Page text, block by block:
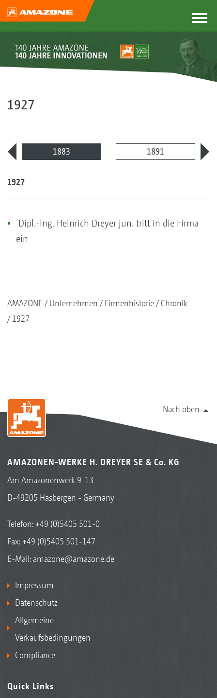
1927
1883 1891
1927
Dipl.-Ing. Heinrich Dreyer jun. tritt in die Firma
ein
AMAZONE Unternehmen Firmenhistorie
Chronik
1927
Nach oben
AMAZONEN-WERKE H. DREYER SE & Co. KG
Am Amazonenwerk 9-13
D-49205 Hasbergen - Germany
Telefon:+49 (0)5405 501-0
Fax: +49 (0)5405 501-147
E-Mail: amazone@amazone.de
Impressum
Datenschutz
Allgemeine
Verkaufsbedingungen
Compliance
Quick Links